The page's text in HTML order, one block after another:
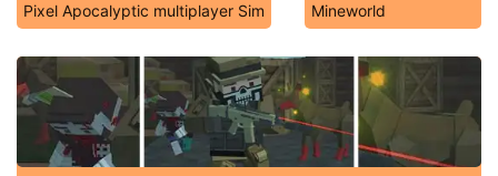
Pixel Apocalyptic multiplayer Sim Mineworld